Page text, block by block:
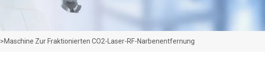
>Maschine Zur Fraktionierten CO2-Laser-RF-Narbenentfernung